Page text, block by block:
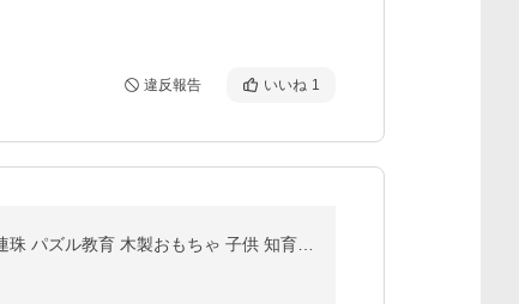
違反報告 いいね 1